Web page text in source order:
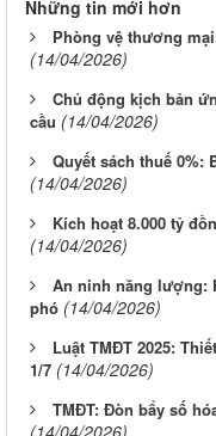
Những tin mới hơn
Phòng vệ thương
(14/04/2026)
Chủ động kịch bản
cầu (14/04/2026)
Quyết sách thuế
(14/04/2026)
Kích hoạt 8.000 tỷ
(14/04/2026)
An ninh năng lượng:
phó (14/04/2026)
Luật TMĐT 2025:
1/7 (14/04/2026)
TMĐT: Đòn bẩy số
(14/04/2026)